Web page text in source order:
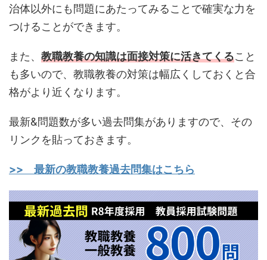
治体以外にも問題にあたってみることで確実な力を
つけることができます。
また、 教職教養の知識は面接対策に活きてくること
も多いので、教職教養の対策は幅広くしておくと合
格がより近くなります。
最新&問題数が多い過去問集がありますので、その
リンクを貼っておきます。
>> 最新の教職教養過去問集はこちら